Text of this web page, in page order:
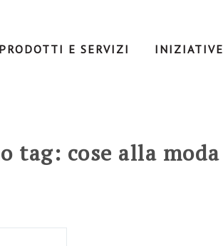
PRODOTTI E SERVIZI INIZIATIVE
tag: cose alla moda